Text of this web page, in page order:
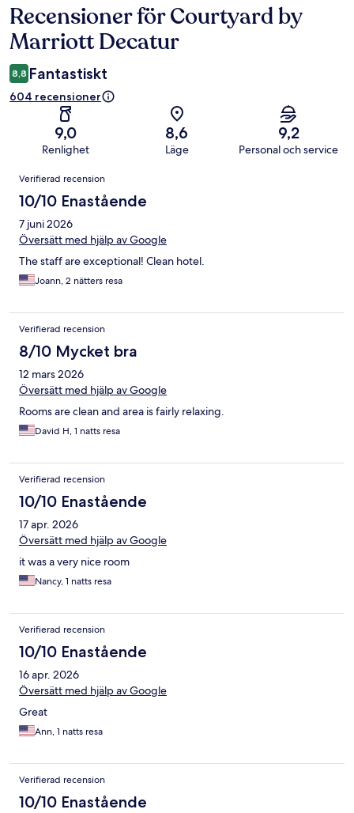
Recensioner
Recensioner för Courtyard by
Marriott Decatur
8,8 Fantastiskt
604 recensioner
9,0
Renlighet
8,6
Läge
9,2
Personal och service
Recensioner
Verifierad recension
10/10 Enastående
7 juni 2026
Översätt med hjälp av Google
The staff are exceptional! Clean hotel.
Joann, 2 nätters resa
Verifierad recension
8/10 Mycket bra
12 mars 2026
Översätt med hjälp av Google
Rooms are clean and area is fairly relaxing.
David H, 1 natts resa
Verifierad recension
10/10 Enastående
17 apr. 2026
Översätt med hjälp av Google
it was a very nice room
Nancy, 1 natts resa
Verifierad recension
10/10 Enastående
16 apr. 2026
Översätt med hjälp av Google
Great
Ann, 1 natts resa
Verifierad recension
10/10 Enastående